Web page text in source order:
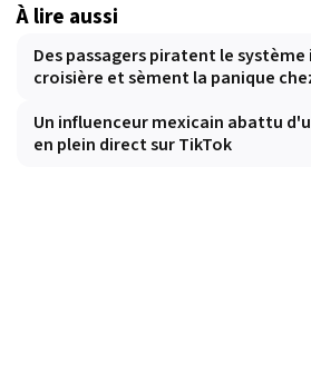
À lire aussi
Des passagers piratent le
croisière et sèment la panique
Un influenceur mexicain abattu
en plein direct sur TikTok